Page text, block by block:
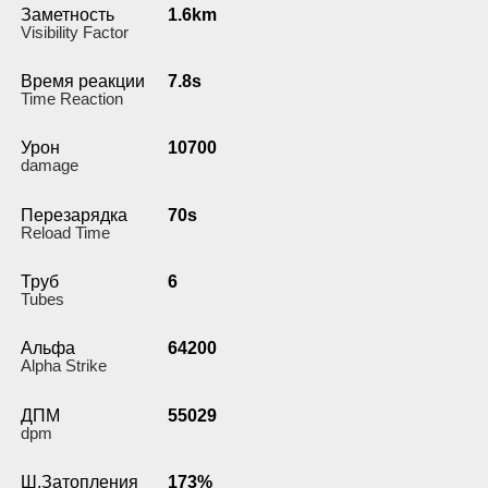
Заметность
Visibility Factor
1.6km
Время реакции
Time Reaction
7.8s
Урон
damage
10700
Перезарядка
Reload Time
70s
Труб
Tubes
6
Альфа
Alpha Strike
64200
ДПМ
dpm
55029
Ш.Затопления 173%